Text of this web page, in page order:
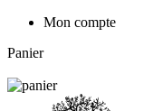
Mon compte
Panier